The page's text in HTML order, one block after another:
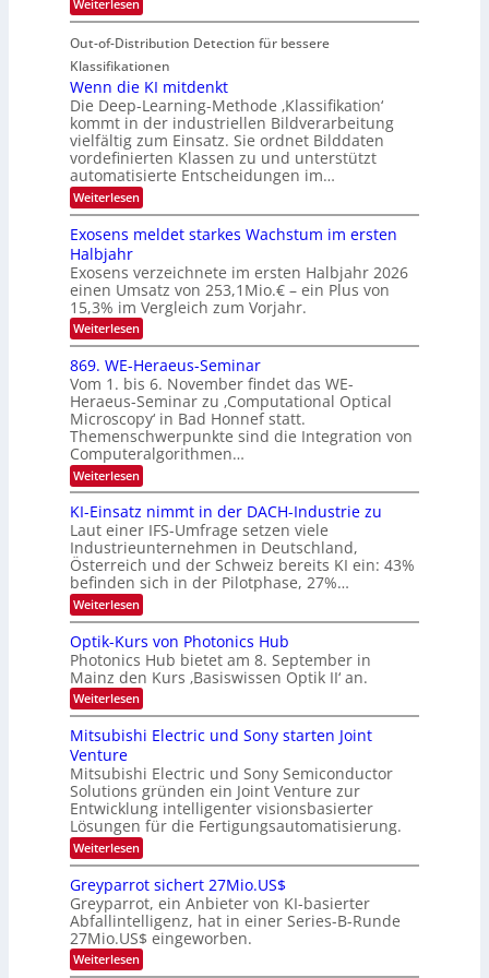
M
a
n
t
i
S
p
e
c
t
r
e
S
I
O
N
T
e
c
h
T
a
l
k
r
u
d
e
r
V
S
O
N
2
0
2
6
Weiterlesen
S
c
h
l
a
n
d
e
n
Out-of-Distribution Detection für bessere
Klassifikationen
Wenn die KI mitdenkt
Die Deep-Learning-Methode ‚Klassifikation‘
kommt in der industriellen Bildverarbeitung
vielfältig zum Einsatz. Sie ordnet Bilddaten
vordefinierten Klassen zu und unterstützt
automatisierte Entscheidungen im…
Weiterlesen:
W
n
d
i
e
K
I
m
i
t
d
e
n
k
t
Exosens meldet starkes Wachstum im ersten
Halbjahr
Exosens verzeichnete im ersten Halbjahr 2026
einen Umsatz von 253,1Mio.€ – ein Plus von
15,3% im Vergleich zum Vorjahr.
Weiterlesen:
E
x
o
s
e
n
s
m
e
l
d
e
t
s
t
a
r
k
e
W
a
c
h
s
u
i
m
e
r
s
t
e
n
H
a
l
b
j
a
869. WE-Heraeus-Seminar
Vom 1. bis 6. November findet das WE-
Heraeus-Seminar zu ‚Computational Optical
Microscopy‘ in Bad Honnef statt.
Themenschwerpunkte sind die Integration von
Computeralgorithmen…
Weiterlesen:
8
9
.
W
E
-
H
e
r
a
e
u
s
-
S
e
n
a
r
KI-Einsatz nimmt in der DACH-Industrie zu
Laut einer IFS-Umfrage setzen viele
Industrieunternehmen in Deutschland,
Österreich und der Schweiz bereits KI ein: 43%
befinden sich in der Pilotphase, 27%…
Weiterlesen:
K
-
E
i
n
s
t
n
m
m
t
i
n
d
e
r
D
A
C
H
Optik-Kurs von Photonics Hub
Photonics Hub bietet am 8. September in
Mainz den Kurs ‚Basiswissen Optik II‘ an.
Weiterlesen:
O
p
t
k
-
K
u
r
s
v
o
n
P
h
o
t
o
Mitsubishi Electric und Sony starten Joint
Venture
Mitsubishi Electric und Sony Semiconductor
Solutions gründen ein Joint Venture zur
Entwicklung intelligenter visionsbasierter
Lösungen für die Fertigungsautomatisierung.
Weiterlesen:
M
t
s
u
b
i
s
Greyparrot sichert 27Mio.US$
Greyparrot, ein Anbieter von KI-basierter
Abfallintelligenz, hat in einer Series-B-Runde
27Mio.US$ eingeworben.
Weiterlesen:
G